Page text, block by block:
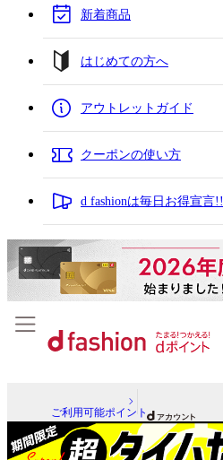
新着商品
はじめての方へ
アウトレットガイド
クーポンの使い方
d fashionは毎日お得宣言!!
ご利用可能ポイント